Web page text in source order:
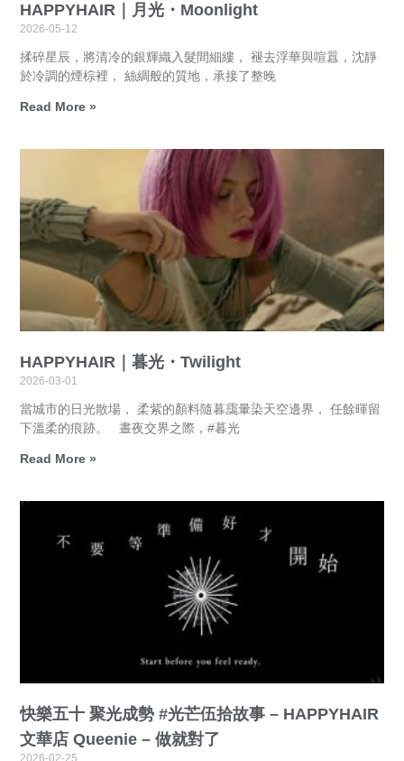
HAPPYHAIR｜月光・Moonlight
2026-05-12
揉碎星辰，將清冷的銀輝織入髮間細縷， 褪去浮華與喧囂，沈靜
於冷調的煙棕裡， 絲綢般的質地，承接了整晚
Read More »
HAPPYHAIR｜暮光・Twilight
2026-03-01
當城市的日光散場， 柔紫的顏料隨暮靄暈染天空邊界， 任餘暉留
下溫柔的痕跡。 晝夜交界之際，#暮光
Read More »
快樂五十 聚光成勢 #光芒伍拾故事 – HAPPYHAIR
文華店 Queenie – 做就對了
2026-02-25